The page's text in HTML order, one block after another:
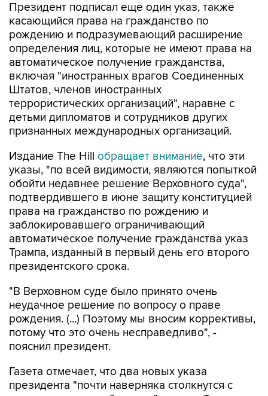
Президент подписал еще один указ, также
касающийся права на гражданство по
рождению и подразумевающий расширение
определения лиц, которые не имеют права на
автоматическое получение гражданства,
включая "иностранных врагов Соединенных
Штатов, членов иностранных
террористических организаций", наравне с
детьми дипломатов и сотрудников других
признанных международных организаций.
Издание The Hill обращает внимание, что эти
указы, "по всей видимости, являются попыткой
обойти недавнее решение Верховного суда",
подтвердившего в июне защиту конституцией
права на гражданство по рождению и
заблокировавшего ограничивающий
автоматическое получение гражданства указ
Трампа, изданный в первый день его второго
президентского срока.
"В Верховном суде было принято очень
неудачное решение по вопросу о праве
рождения. (...) Поэтому мы вносим коррективы,
потому что это очень несправедливо", -
пояснил президент.
Газета отмечает, что два новых указа
президента "почти наверняка столкнутся с